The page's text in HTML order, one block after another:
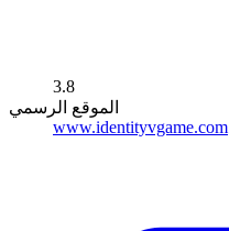
3.8
الموقع الرسمي
www.identityvgame.com